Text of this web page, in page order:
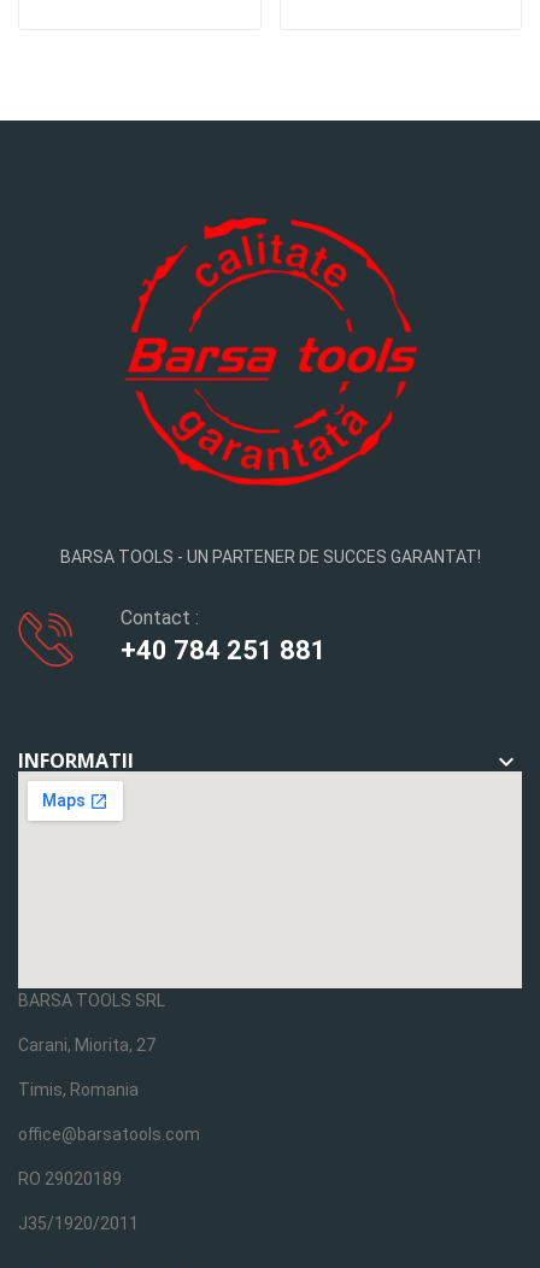
BARSA TOOLS - UN PARTENER DE SUCCES GARANTAT!
Contact :
+40 784 251 881
INFORMATII 
BARSA TOOLS SRL
Carani, Miorita, 27
Timis, Romania
office@barsatools.com
RO 29020189
J35/1920/2011